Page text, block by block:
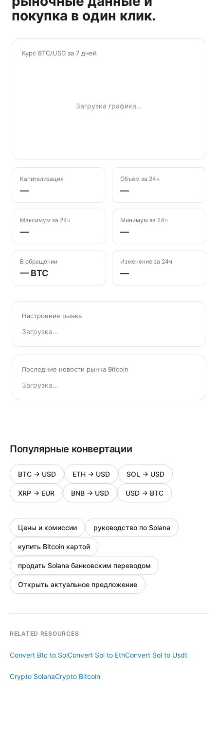
покупка в один клик.
Курс BTC/USD за 7 дней
Загрузка графика…
Капитализация
—
Объём за 24ч
—
Максимум за 24ч
—
Минимум за 24ч
—
В обращении
— BTC
Изменение за 24ч
—
Настроение рынка
Загрузка…
Последние новости рынка Bitcoin
Загрузка…
Популярные конвертации
BTC → USD ETH → USD SOL → USD
XRP → EUR BNB → USD USD → BTC
Цены и комиссии руководство по Solana
купить Bitcoin картой
продать Solana банковским переводом
Открыть актуальное предложение
RELATED RESOURCES
Convert Btc to SolConvert Sol to EthConvert Sol to Usdt
Crypto SolanaCrypto Bitcoin